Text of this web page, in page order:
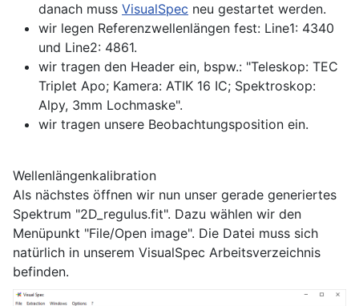
danach muss VisualSpec neu gestartet werden.
wir legen Referenzwellenlängen fest: Line1: 4340
und Line2: 4861.
wir tragen den Header ein, bspw.: "Teleskop: TEC
Triplet Apo; Kamera: ATIK 16 IC; Spektroskop:
Alpy, 3mm Lochmaske".
wir tragen unsere Beobachtungsposition ein.
Wellenlängenkalibration
Als nächstes öffnen wir nun unser gerade generiertes
Spektrum "2D_regulus.fit". Dazu wählen wir den
Menüpunkt "File/Open image". Die Datei muss sich
natürlich in unserem VisualSpec Arbeitsverzeichnis
befinden.